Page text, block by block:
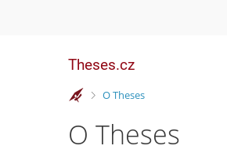
Theses.cz
>
O Theses
O Theses